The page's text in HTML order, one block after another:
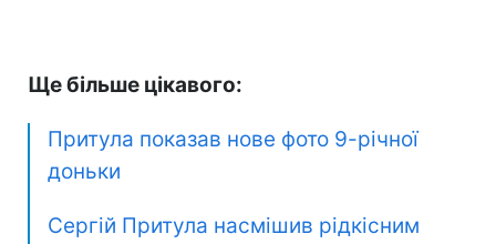
Ще більше цікавого:
Притула показав нове фото 9-річної
доньки
Сергій Притула насмішив рідкісним